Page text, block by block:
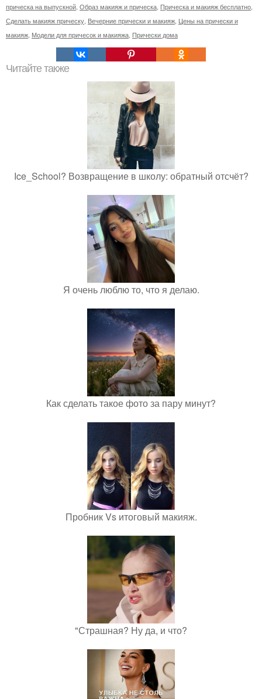
прическа на выпускной Образ макияж и прическа Прическа и макияж бесплатно
Сделать макияж прическу Вечерние прически и макияж Цены на прически и
макияж Модели для причесок и макияжа Прически дома
Читайте также
Ice_School? Возвращение в школу: обратный отсчёт?
Я очень люблю то, что я делаю.
Как сделать такое фото за пару минут?
Пробник Vs итоговый макияж.
"Страшная? Ну да, и что?